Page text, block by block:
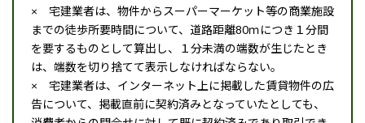
× 宅建業者は、物件からスーパーマーケット等の商業施設
までの徒歩所要時間について、道路距離80ｍにつき１分間
を要するものとして算出し、１分未満の端数が生じたとき
は、端数を切り捨てて表示しなければならない。
× 宅建業者は、インターネット上に掲載した賃貸物件の広
告について、掲載直前に契約済みとなっていたとしても、